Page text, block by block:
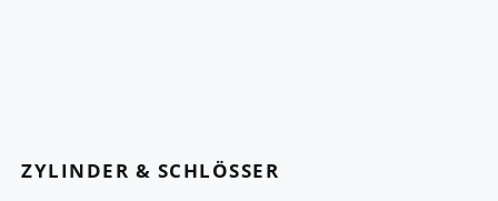
ZYLINDER & SCHLÖSSER